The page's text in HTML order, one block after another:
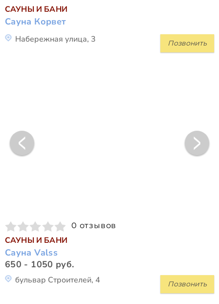
САУНЫ И БАНИ
Сауна Корвет
Позвонить
Набережная улица, 3
0 отзывов
САУНЫ И БАНИ
Сауна Valss
650 - 1050 руб.
Позвонить
бульвар Строителей, 4